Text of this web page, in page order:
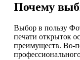
Почему
Выбор в пользу
печати открыток
преимуществ. Во-